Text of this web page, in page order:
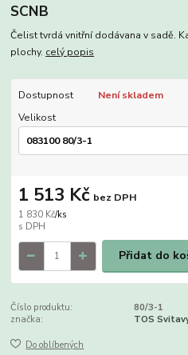
SCNB
Čelist tvrdá vnitřní dodávana v sadě.
plochy. celý popis
Dostupnost
Není skladem
Velikost
1 830 Kč/ks
1 513 Kč bez DPH
Přidat do
Číslo produktu:
80/3-1
značka:
TOS
Do oblíbených